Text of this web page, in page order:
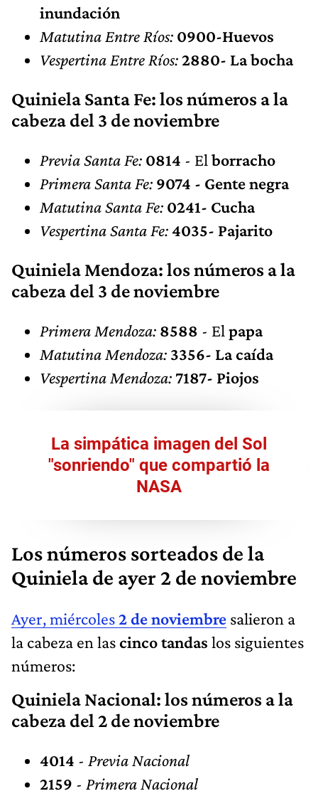
inundación
Matutina Entre Ríos: 0900-Huevos
Vespertina Entre Ríos:2880- La bocha
Quiniela Santa Fe: los números a la
cabeza del 3 de noviembre
Previa Santa Fe: 0814 - El borracho
Primera Santa Fe: 9074 - Gente negra
Matutina Santa Fe: 0241- Cucha
Vespertina Santa Fe:4035- Pajarito
Quiniela Mendoza: los números a la
cabeza del 3 de noviembre
Primera Mendoza: 8588 - El papa
Matutina Mendoza: 3356- La caída
Vespertina Mendoza: 7187- Piojos
La simpática imagen del Sol
"sonriendo" que compartió la
NASA
Los números sorteados de la
Quiniela de ayer 2 de noviembre
Ayer, miércoles2 de noviembre salieron a
la cabeza en lascinco tandas los siguientes
números:
Quiniela Nacional: los números a la
cabeza del 2 de noviembre
4014 - Previa Nacional
2159 - Primera Nacional